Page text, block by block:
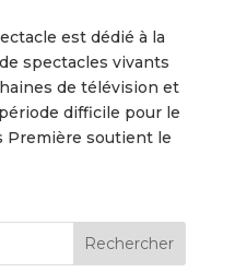
est dédié à la
spectacles vivants
de télévision et
difficile pour le
Première soutient le